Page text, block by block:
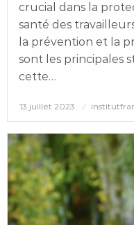
crucial dans la
santé des
la prévention et la
sont les principales
cette…
Posted
13 juillet 2023